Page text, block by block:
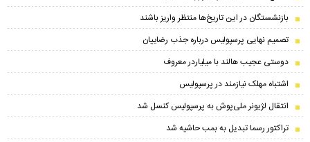
بازنشستگان در این تاریخ‌ها منتظر واریز باشند
تصمیم نهایی پرسپولیس درباره جذب رضاییان
دوستی عجیب هالند با میلیاردر معروف
اشتباه مهلک نیازمند در پرسپولیس
انتقال لژیونر ملی‌پوش به پرسپولیس کنسل شد
تراکتور رسما تبدیل به بمب حاشیه شد